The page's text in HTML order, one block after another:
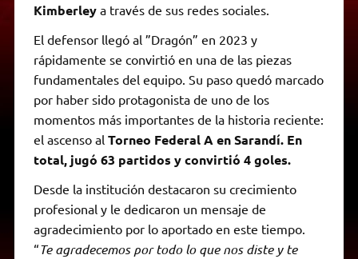
Kimberleya través de sus redes sociales.
El defensor llegó al ”Dragón” en 2023 y
rápidamente se convirtió en una de las piezas
fundamentales del equipo. Su paso quedó marcado
por haber sido protagonista de uno de los
momentos más importantes de la historia reciente:
el ascenso al Torneo Federal A en Sarandí. En
total, jugó 63 partidos y convirtió 4 goles.
Desde la institución destacaron su crecimiento
profesional y le dedicaron un mensaje de
agradecimiento por lo aportado en este tiempo.
“Te agradecemos por todo lo que nos diste y te